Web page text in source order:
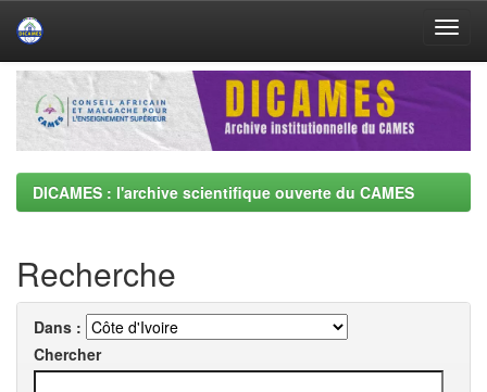
Skip
navigation
DICAMES : l'archive scientifique ouverte du CAMES
Recherche
Dans :
Chercher